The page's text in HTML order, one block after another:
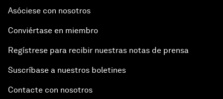
Asóciese con nosotros
Conviértase en miembro
Regístrese para recibir nuestras notas de prensa
Suscríbase a nuestros boletines
Contacte con nosotros